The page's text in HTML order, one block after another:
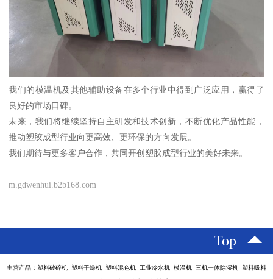
我们的模温机及其他辅助设备在多个行业中得到广泛应用，赢得了
良好的市场口碑。
未来，我们将继续坚持自主研发和技术创新，不断优化产品性能，
推动塑胶成型行业向更高效、更环保的方向发展。
我们期待与更多客户合作，共同开创塑胶成型行业的美好未来。
m.gdwenhui.b2b168.com
Top
主营产品：塑料破碎机 塑料干燥机 塑料混色机 工业冷水机 模温机 三机一体除湿机 塑料吸料